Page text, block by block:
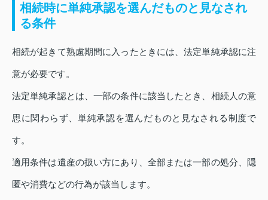
相続時に単純承認を選んだものと見なされ
る条件
相続が起きて熟慮期間に入ったときには、法定単純承認に注
意が必要です。
法定単純承認とは、一部の条件に該当したとき、相続人の意
思に関わらず、単純承認を選んだものと見なされる制度で
す。
適用条件は遺産の扱い方にあり、全部または一部の処分、隠
匿や消費などの行為が該当します。